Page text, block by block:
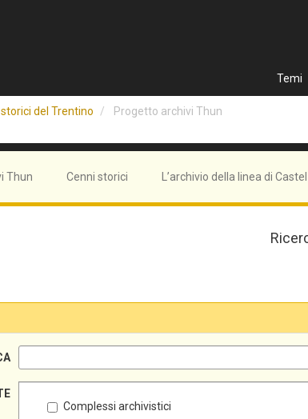
Temi
storici del Trentino Progetto archivi Thun
Thun Cenni storici L’archivio della linea di
Complessi archivistici